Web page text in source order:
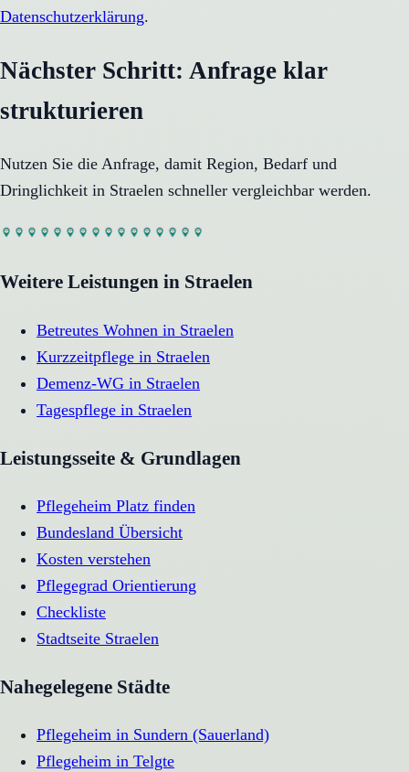
Datenschutzerklärung.
Nächster Schritt: Anfrage klar
strukturieren
Nutzen Sie die Anfrage, damit Region, Bedarf und
Dringlichkeit in Straelen schneller vergleichbar werden.
Weitere Leistungen in Straelen
Betreutes Wohnen in Straelen
Kurzzeitpflege in Straelen
Demenz-WG in Straelen
Tagespflege in Straelen
Leistungsseite & Grundlagen
Pflegeheim Platz finden
Bundesland Übersicht
Kosten verstehen
Pflegegrad Orientierung
Checkliste
Stadtseite Straelen
Nahegelegene Städte
Pflegeheim in Sundern (Sauerland)
Pflegeheim in Telgte